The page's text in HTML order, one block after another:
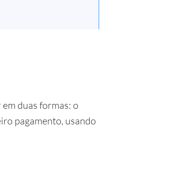
duas formas: o
pagamento, usando